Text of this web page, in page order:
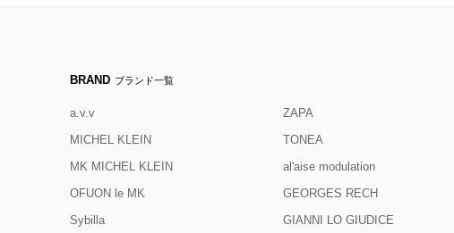
BRAND ブランド一覧
a.v.v
MICHEL KLEIN
MK MICHEL KLEIN
OFUON le MK
Sybilla
ZAPA
TONEA
al'aise modulation
GEORGES RECH
GIANNI LO GIUDICE